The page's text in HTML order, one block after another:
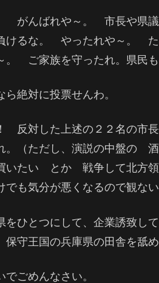
んばれや～。 市長や県議
けるな。 やったれや～。
。 ご家族を守ったれ。県民も
絶対に投票せんわ。
反対した上述の２２名の市長
。（ただし、演説の中盤の
いたい とか 戦争して北方
も気分が悪くなるので観ない
ひとつにして、企業誘致して
王国の兵庫県の田舎を舐め
ごめんなさい。